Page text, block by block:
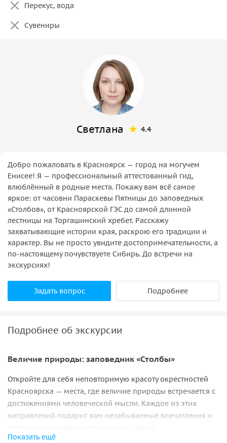
Перекус, вода
Сувениры
Светлана 4.4
Добро пожаловать в Красноярск — город на могучем
Енисее! Я — профессиональный аттестованный гид,
влюблённый в родные места. Покажу вам всё самое
яркое: от часовни Параскевы Пятницы до заповедных
«Столбов», от Красноярской ГЭС до самой длинной
лестницы на Торгашинский хребет. Расскажу
захватывающие истории края, раскрою его традиции и
характер. Вы не просто увидите достопримечательности, а
по‑настоящему почувствуете Сибирь. До встречи на
экскурсиях!
Задать вопрос Подробнее
Подробнее об экскурсии
Величие природы: заповедник «Столбы»
Откройте для себя неповторимую красоту окрестностей
Красноярска — места, где величие природы встречается с
достижениями человеческой мысли. Каждое из этих
направлений подарит вам незабываемые впечатления и
Показать ещё